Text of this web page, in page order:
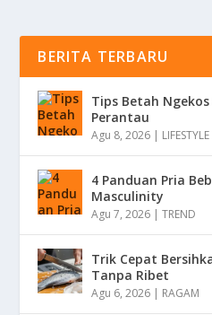
BERITA TERBARU
Tips Betah
Perantau
Agu 8, 2026 | LIFESTYLE
4 Panduan Pria
Masculinity
Agu 7, 2026 |TREND
Trik Cepat
Tanpa Ribet
Agu 6, 2026 | RAGAM